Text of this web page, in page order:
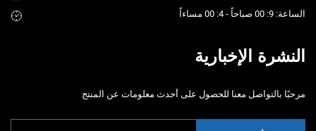
الساعة: 9: 00 صباحاً - 4: 00 مساءاً
النشرة الإخبارية
مرحبًا بالتواصل معنا للحصول على أحدث معلومات عن المنتج